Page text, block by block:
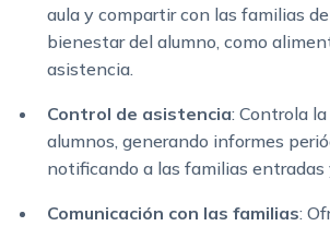
aula y compartir con las familias
bienestar del alumno, como
asistencia.
Control de asistencia: Controla
alumnos, generando informes
notificando a las familias entradas
Comunicación con las familias: